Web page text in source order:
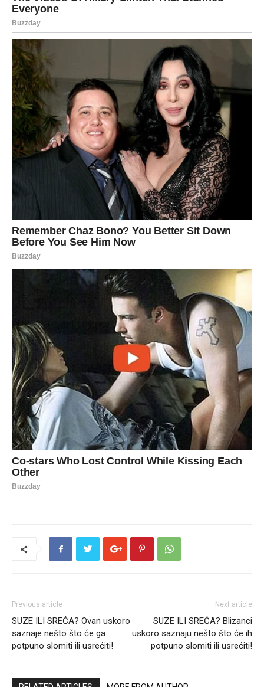
Previous article
SUZE ILI SREĆA? Ovan uskoro
saznaje nešto što će ga
potpuno slomiti ili usrećiti!
Next article
SUZE ILI SREĆA? Blizanci
uskoro saznaju nešto što će ih
potpuno slomiti ili usrećiti!